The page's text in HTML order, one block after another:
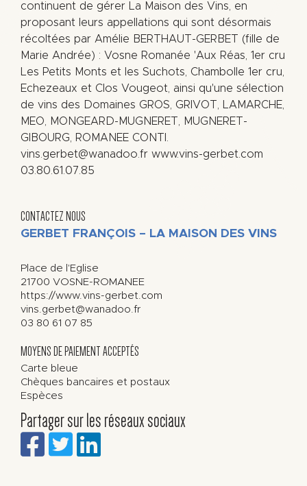
continuent de gérer La Maison des Vins, en
proposant leurs appellations qui sont désormais
récoltées par Amélie BERTHAUT-GERBET (fille de
Marie Andrée) : Vosne Romanée 'Aux Réas, 1er cru
Les Petits Monts et les Suchots, Chambolle 1er cru,
Echezeaux et Clos Vougeot, ainsi qu'une sélection
de vins des Domaines GROS, GRIVOT, LAMARCHE,
MEO, MONGEARD-MUGNERET, MUGNERET-
GIBOURG, ROMANEE CONTI.
vins.gerbet@wanadoo.fr www.vins-gerbet.com
03.80.61.07.85
CONTACTEZ NOUS
GERBET FRANÇOIS – LA MAISON DES VINS
Place de l'Eglise
21700 VOSNE-ROMANEE
https://www.vins-gerbet.com
vins.gerbet@wanadoo.fr
03 80 61 07 85
MOYENS DE PAIEMENT ACCEPTÉS
Carte bleue
Chèques bancaires et postaux
Espèces
Partager sur les réseaux sociaux